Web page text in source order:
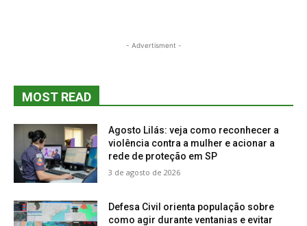
- Advertisment -
MOST READ
Agosto Lilás: veja como reconhecer a
violência contra a mulher e acionar a
rede de proteção em SP
3 de agosto de 2026
Defesa Civil orienta população sobre
como agir durante ventanias e evitar